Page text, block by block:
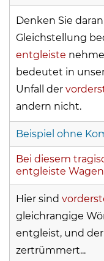
Denken Sie
Gleichstellung
entgleiste
bedeutet in
Unfall der
andern nicht.
Beispiel ohne
Bei diesem
entgleiste
Hier sind
gleichrangige
entgleist, und
zertrümmert...